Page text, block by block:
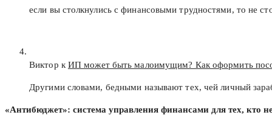
если вы столкнулись с финансовыми трудностями, то не
Виктор к ИП может быть малоимущим? Как оформить
Другими словами, бедными называют тех, чей личный
«Антибюджет»: система управления финансами для тех, кто